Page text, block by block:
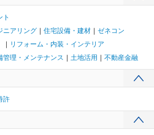
ト
ニアリング
住宅設備・建材
ゼネコン
リフォーム・内装・インテリア
管理・メンテナンス 土地活用 不動産金融
許